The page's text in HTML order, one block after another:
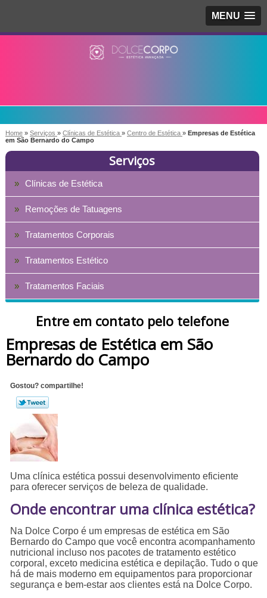
MENU
Home » Serviços » Clínicas de Estética » Centro de Estética » Empresas de Estética
em São Bernardo do Campo
Serviços
Clínicas de Estética
Remoções de Tatuagens
Tratamentos Corporais
Tratamentos Estético
Tratamentos Faciais
Entre em contato pelo telefone
Empresas de Estética em São
Bernardo do Campo
Gostou? compartilhe!
Uma clínica estética possui desenvolvimento eficiente
para oferecer serviços de beleza de qualidade.
Onde encontrar uma clínica estética?
Na Dolce Corpo é um empresas de estética em São
Bernardo do Campo que você encontra acompanhamento
nutricional incluso nos pacotes de tratamento estético
corporal, exceto medicina estética e depilação. Tudo o que
há de mais moderno em equipamentos para proporcionar
segurança e bem-estar aos clientes está na Dolce Corpo.